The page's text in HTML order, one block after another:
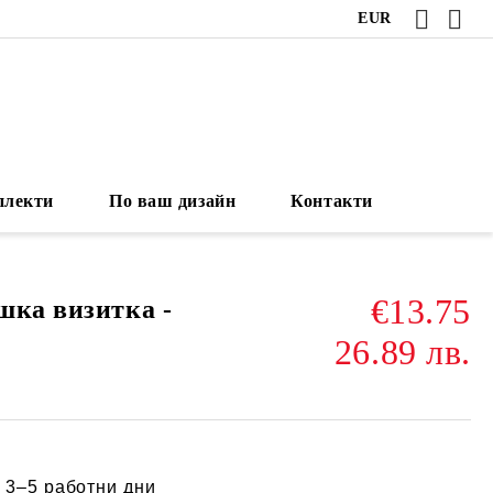
EUR
По ваш дизайн Контакти
визитка -
€13.75
26.89 лв.
3–5 работни дни